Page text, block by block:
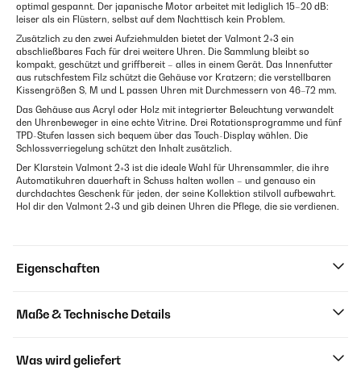
optimal gespannt. Der japanische Motor arbeitet mit lediglich 15–20 dB:
leiser als ein Flüstern, selbst auf dem Nachttisch kein Problem.
Zusätzlich zu den zwei Aufziehmulden bietet der Valmont 2+3 ein
abschließbares Fach für drei weitere Uhren. Die Sammlung bleibt so
kompakt, geschützt und griffbereit – alles in einem Gerät. Das Innenfutter
aus rutschfestem Filz schützt die Gehäuse vor Kratzern; die verstellbaren
Kissengrößen S, M und L passen Uhren mit Durchmessern von 46–72 mm.
Das Gehäuse aus Acryl oder Holz mit integrierter Beleuchtung verwandelt
den Uhrenbeweger in eine echte Vitrine. Drei Rotationsprogramme und fünf
TPD-Stufen lassen sich bequem über das Touch-Display wählen. Die
Schlossverriegelung schützt den Inhalt zusätzlich.
Der Klarstein Valmont 2+3 ist die ideale Wahl für Uhrensammler, die ihre
Automatikuhren dauerhaft in Schuss halten wollen – und genauso ein
durchdachtes Geschenk für jeden, der seine Kollektion stilvoll aufbewahrt.
Hol dir den Valmont 2+3 und gib deinen Uhren die Pflege, die sie verdienen.
Eigenschaften
Maße & Technische Details
Was wird geliefert